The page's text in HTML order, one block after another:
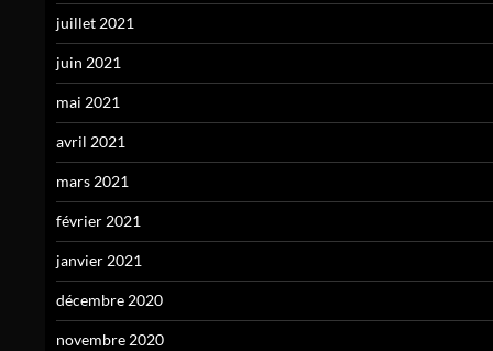
juillet 2021
juin 2021
mai 2021
avril 2021
mars 2021
février 2021
janvier 2021
décembre 2020
novembre 2020